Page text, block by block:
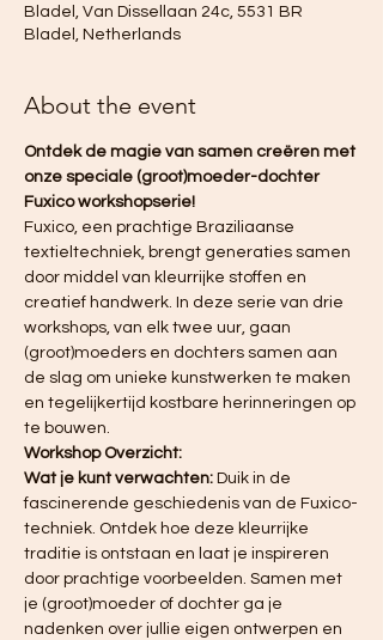
Bladel, Van Dissellaan 24c, 5531 BR
Bladel, Netherlands
About the event
Ontdek de magie van samen creëren met
onze speciale (groot)moeder-dochter
Fuxico workshopserie!
Fuxico, een prachtige Braziliaanse
textieltechniek, brengt generaties samen
door middel van kleurrijke stoffen en
creatief handwerk. In deze serie van drie
workshops, van elk twee uur, gaan
(groot)moeders en dochters samen aan
de slag om unieke kunstwerken te maken
en tegelijkertijd kostbare herinneringen op
te bouwen.
Workshop Overzicht:
Wat je kunt verwachten: Duik in de
fascinerende geschiedenis van de Fuxico-
techniek. Ontdek hoe deze kleurrijke
traditie is ontstaan en laat je inspireren
door prachtige voorbeelden. Samen met
je (groot)moeder of dochter ga je
nadenken over jullie eigen ontwerpen en